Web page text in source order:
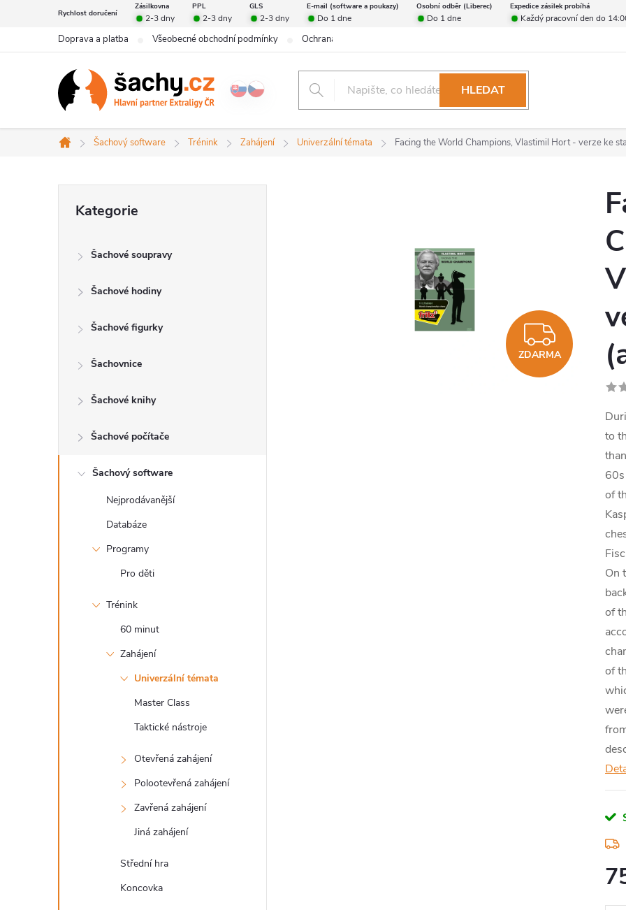
obsah
Rychlost doručení
Zásilkovna PPL GLS E-mail (software a poukazy) Osobní odběr (Liberec) Expedice zásilek probíhá
2-3 dny 2-3 dny 2-3 dny Do 1 dne Do 1 dne Každý pracovní den do
Doprava a platba Všeobecné obchodní podmínky Ochrana osobních údajů
HLEDAT
Domů
Šachový software Trénink Zahájení Univerzální témata Facing the World Champions, Vlastimil Hort - verze ke
n
kategorie
Kategorie
Šachové soupravy
Šachové hodiny
Šachové figurky
Šachovnice
Šachové knihy
Šachové počítače
Šachový software
Nejprodávanější
Databáze
Programy
Pro děti
Trénink
60 minut
Zahájení
Univerzální témata
Master Class
Taktické nástroje
Otevřená zahájení
Polootevřená zahájení
Zavřená zahájení
Jiná zahájení
Střední hra
Koncovka
ZDARMA
to
of
On
of
of